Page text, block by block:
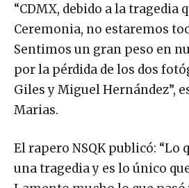
“CDMX, debido a la tragedia
Ceremonia, no estaremos
Sentimos un gran peso en
por la pérdida de los dos
Giles y Miguel Hernández”,
Marias.
El rapero NSQK publicó: “Lo
una tragedia y es lo único